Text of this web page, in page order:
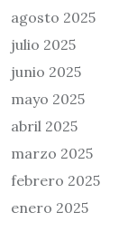
agosto 2025
julio 2025
junio 2025
mayo 2025
abril 2025
marzo 2025
febrero 2025
enero 2025